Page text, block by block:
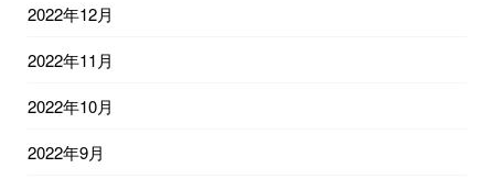
2022年12月
2022年11月
2022年10月
2022年9月